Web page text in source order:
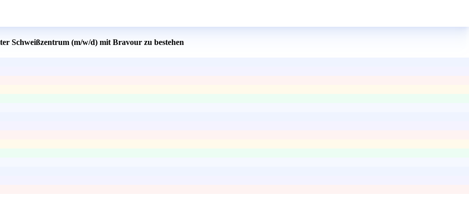
Schweißzentrum (m/w/d) mit Bravour zu bestehen